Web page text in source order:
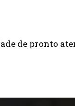
de pronto